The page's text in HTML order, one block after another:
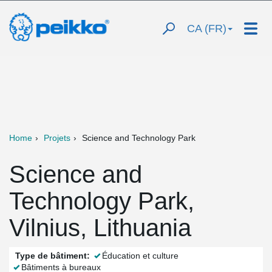
CA (FR)
Home Projets Science and Technology Park
Science and
Technology Park,
Vilnius, Lithuania
Type de bâtiment:
Éducation et culture
Bâtiments à bureaux